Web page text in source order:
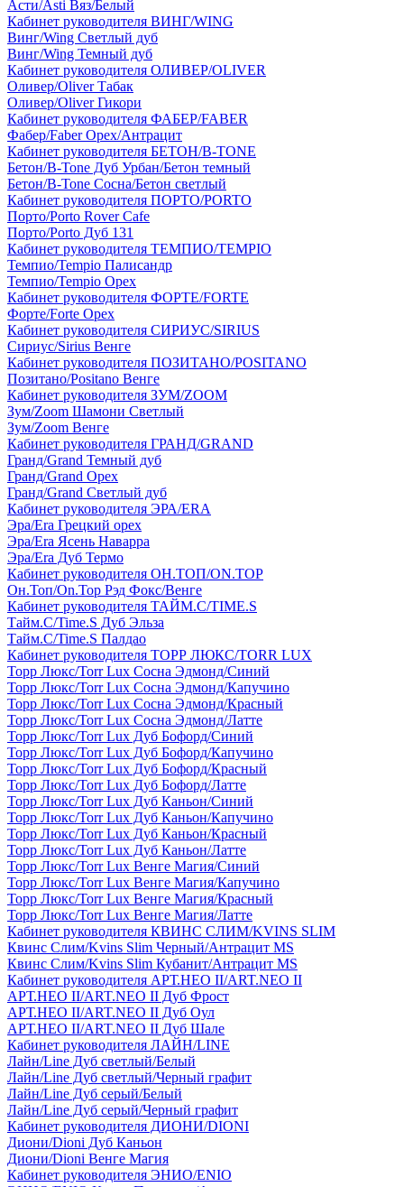
Асти/Asti Вяз/Белый
Кабинет руководителя ВИНГ/WING
Винг/Wing Светлый дуб
Винг/Wing Темный дуб
Кабинет руководителя ОЛИВЕР/OLIVER
Оливер/Oliver Табак
Оливер/Oliver Гикори
Кабинет руководителя ФАБЕР/FABER
Фабер/Faber Орех/Антрацит
Кабинет руководителя БЕТОН/B-TONE
Бетон/B-Tone Дуб Урбан/Бетон темный
Бетон/B-Tone Сосна/Бетон светлый
Кабинет руководителя ПОРТО/PORTO
Порто/Porto Rover Cafe
Порто/Porto Дуб 131
Кабинет руководителя ТЕМПИО/TEMPIO
Темпио/Tempio Палисандр
Темпио/Tempio Орех
Кабинет руководителя ФОРТЕ/FORTE
Форте/Forte Орех
Кабинет руководителя СИРИУС/SIRIUS
Сириус/Sirius Венге
Кабинет руководителя ПОЗИТАНО/POSITANO
Позитано/Positano Венге
Кабинет руководителя ЗУМ/ZOOM
Зум/Zoom Шамони Светлый
Зум/Zoom Венге
Кабинет руководителя ГРАНД/GRAND
Гранд/Grand Темный дуб
Гранд/Grand Орех
Гранд/Grand Светлый дуб
Кабинет руководителя ЭРА/ERA
Эра/Era Грецкий орех
Эра/Era Ясень Наварра
Эра/Era Дуб Термо
Кабинет руководителя ОН.ТОП/ON.TOP
Он.Топ/On.Top Рэд Фокс/Венге
Кабинет руководителя ТАЙМ.С/TIME.S
Тайм.С/Time.S Дуб Эльза
Тайм.С/Time.S Палдао
Кабинет руководителя ТОРР ЛЮКС/TORR LUX
Торр Люкс/Torr Lux Сосна Эдмонд/Синий
Торр Люкс/Torr Lux Сосна Эдмонд/Капучино
Торр Люкс/Torr Lux Сосна Эдмонд/Красный
Торр Люкс/Torr Lux Сосна Эдмонд/Латте
Торр Люкс/Torr Lux Дуб Бофорд/Синий
Торр Люкс/Torr Lux Дуб Бофорд/Капучино
Торр Люкс/Torr Lux Дуб Бофорд/Красный
Торр Люкс/Torr Lux Дуб Бофорд/Латте
Торр Люкс/Torr Lux Дуб Каньон/Синий
Торр Люкс/Torr Lux Дуб Каньон/Капучино
Торр Люкс/Torr Lux Дуб Каньон/Красный
Торр Люкс/Torr Lux Дуб Каньон/Латте
Торр Люкс/Torr Lux Венге Магия/Синий
Торр Люкс/Torr Lux Венге Магия/Капучино
Торр Люкс/Torr Lux Венге Магия/Красный
Торр Люкс/Torr Lux Венге Магия/Латте
Кабинет руководителя КВИНС СЛИМ/KVINS SLIM
Квинс Слим/Kvins Slim Черный/Антрацит MS
Квинс Слим/Kvins Slim Кубанит/Антрацит MS
Кабинет руководителя АРТ.НЕО II/ART.NEO II
АРТ.НЕО II/ART.NEO II Дуб Фрост
АРТ.НЕО II/ART.NEO II Дуб Оул
АРТ.НЕО II/ART.NEO II Дуб Шале
Кабинет руководителя ЛАЙН/LINE
Лайн/Line Дуб светлый/Белый
Лайн/Line Дуб светлый/Черный графит
Лайн/Line Дуб серый/Белый
Лайн/Line Дуб серый/Черный графит
Кабинет руководителя ДИОНИ/DIONI
Диони/Dioni Дуб Каньон
Диони/Dioni Венге Магия
Кабинет руководителя ЭНИО/ENIO